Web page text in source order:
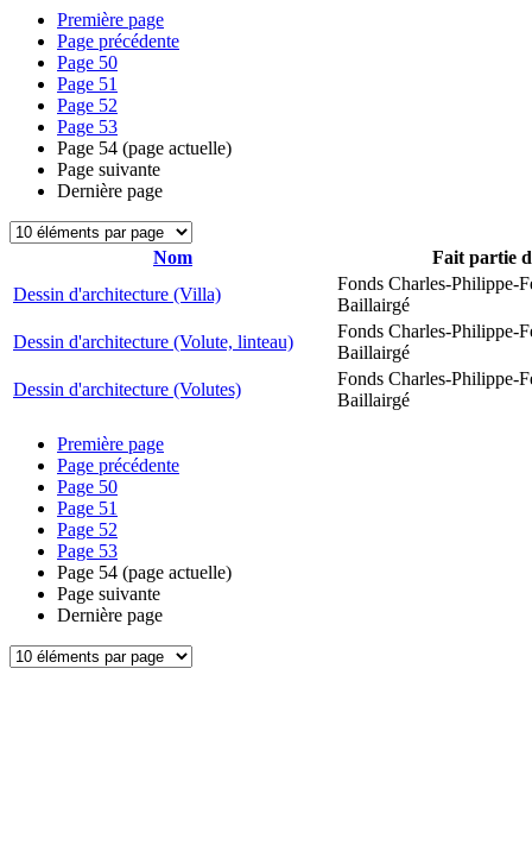
Première page
Page précédente
Page 50
Page 51
Page 52
Page 53
Page 54 (page actuelle)
Page suivante
Dernière page
Nom
Fait partie
Dessin d'architecture (Villa)
Fonds Charles-Philippe-
Baillairgé
Dessin d'architecture (Volute, linteau)
Fonds Charles-Philippe-
Baillairgé
Dessin d'architecture (Volutes)
Fonds Charles-Philippe-
Baillairgé
Première page
Page précédente
Page 50
Page 51
Page 52
Page 53
Page 54 (page actuelle)
Page suivante
Dernière page